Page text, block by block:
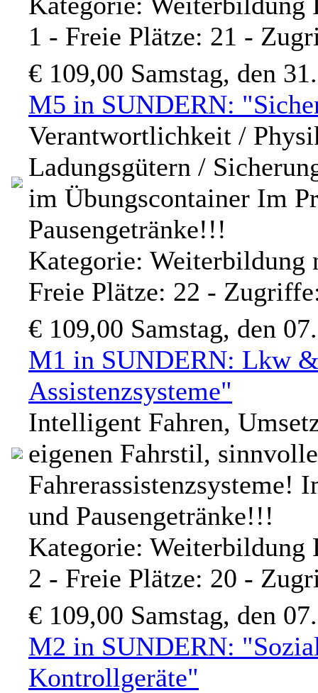
1 - Freie Plätze: 21 -
€ 109,00 Samstag, den
M5 in SUNDERN:
Verantwortlichkeit /
Ladungsgütern /
im Übungscontainer Im
Pausengetränke!!!
Kategorie: Weiterbildung
Freie Plätze: 22 -
€ 109,00 Samstag, den
M1 in SUNDERN: Lkw
Assistenzsysteme"
Intelligent Fahren,
eigenen Fahrstil,
Fahrerassistenzsysteme!
und Pausengetränke!!!
Kategorie: Weiterbildung
2 - Freie Plätze: 20 -
€ 109,00 Samstag, den
M2 in SUNDERN:
Kontrollgeräte"